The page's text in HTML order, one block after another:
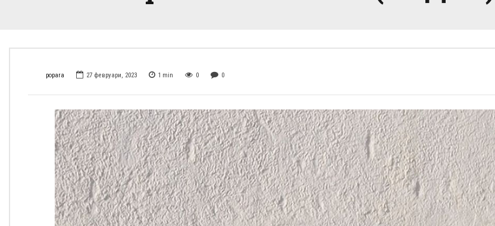
popara 27 февруари, 2023 1 min 0 0